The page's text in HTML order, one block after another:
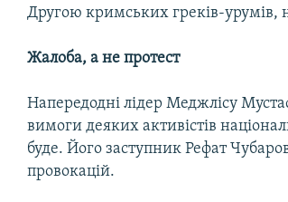
Другою кримських греків-урумів,
Жалоба, а не протест
Напередодні лідер Меджлісу
вимоги деяких активістів
буде. Його заступник Рефат
провокацій.